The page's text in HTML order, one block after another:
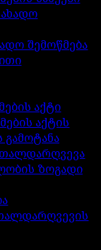
შემოწმება
აქტი
აქტის
ზოგადი